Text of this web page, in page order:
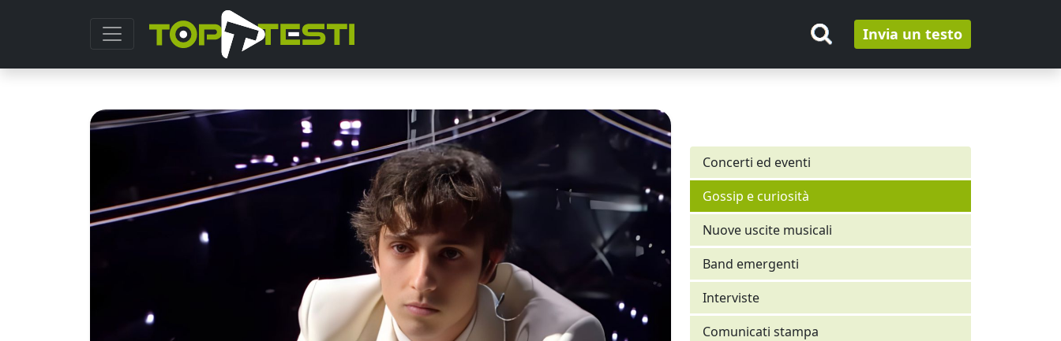
Invia un testo
Concerti ed eventi
Gossip e curiosità
Nuove uscite musicali
Band emergenti
Interviste
Comunicati stampa